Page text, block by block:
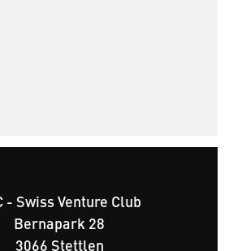
- Swiss Venture Club
Bernapark 28
3066 Stettlen